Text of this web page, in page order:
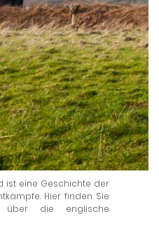
ist eine Geschichte der
Hier finden Sie
über die englische